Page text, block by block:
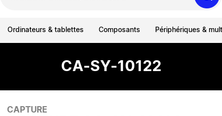
Ordinateurs & tablettes Composants Périphériques &
CA-SY-10122
CAPTURE